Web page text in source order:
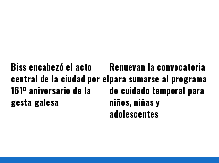
Biss encabezó el acto
central de la ciudad por el
161º aniversario de la
gesta galesa
Renuevan la convocatoria
para sumarse al programa
de cuidado temporal para
niños, niñas y
adolescentes